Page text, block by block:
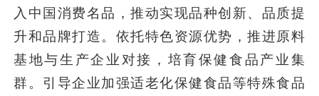
入中国消费名品，推动实现品种创新、品质提
升和品牌打造。依托特色资源优势，推进原料
基地与生产企业对接，培育保健食品产业集
群。引导企业加强适老化保健食品等特殊食品